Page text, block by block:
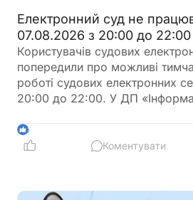
Електронний суд не
07.08.2026 з 20:00 до
Користувачів судових
попередили про можливі
роботі судових електронних
20:00 до 22:00. У ДП
час планування роботи із
6
Коментувати